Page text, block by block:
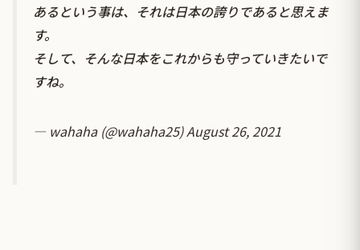
あるという事は、それは日本の誇りであると思えま
す。
そして、そんな日本をこれからも守っていきたいで
すね。
— wahaha (@wahaha25)August 26, 2021